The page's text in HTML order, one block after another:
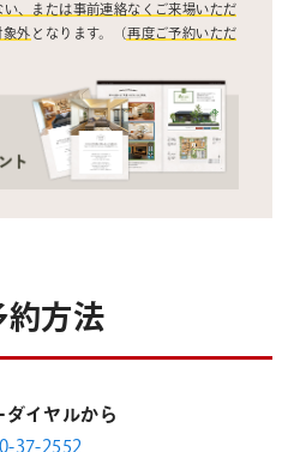
、または事前連絡なくご来場いただ
象外 となります。（再度ご予約いただ
約方法
イヤルから
37-2552